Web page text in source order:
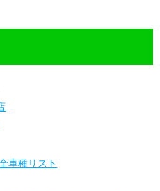
車種リスト